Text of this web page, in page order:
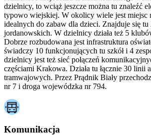
dzielnicy, to wciąż jeszcze można tu znaleźć
typowo wiejskiej. W okolicy wiele jest miejsc
idealnych do zabaw dla dzieci. Znajduje się
jordanowskich. W dzielnicy działa też 5
Dobrze rozbudowana jest infrastruktura
świadczy 10 funkcjonujących tu szkół i 4
dzielnicy jest też sieć połączeń
częściami Krakowa. Działa tu łącznie 30 linii
tramwajowych. Przez Prądnik Biały
nr 7 i droga wojewódzka nr 794.
Komunikacja